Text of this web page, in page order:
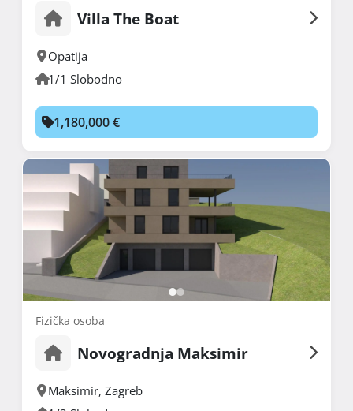
Villa The Boat
Opatija
1/1 Slobodno
1,180,000 €
Fizička osoba
Novogradnja Maksimir
Maksimir, Zagreb